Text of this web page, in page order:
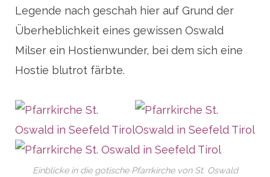
Legende nach geschah hier auf Grund der
Überheblichkeit eines gewissen Oswald
Milser ein Hostienwunder, bei dem sich eine
Hostie blutrot färbte.
Einblicke in die gotische Pfarrkirche von St. Oswald